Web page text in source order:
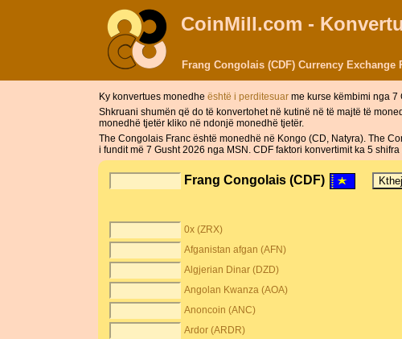
CoinMill.com -
Frang Congolais (CDF) Currency
Ky konvertues monedhe është i perditesuar me kurse këmbimi nga 7
Shkruani shumën që do të konvertohet në kutinë në të majtë të
monedhë tjetër kliko në ndonjë monedhë tjetër.
The Congolais Franc është monedhë në Kongo (CD, Natyra). The
i fundit më 7 Gusht 2026 nga MSN. CDF faktori konvertimit ka 5
Frang Congolais (CDF)
0x (ZRX)
Afganistan afgan (AFN)
Algjerian Dinar (DZD)
Angolan Kwanza (AOA)
Anoncoin (ANC)
Ardor (ARDR)